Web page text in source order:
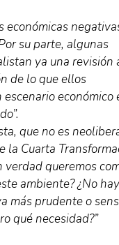
económicas
su parte, algunas
ya una revisión
de lo que ellos
escenario
que no es
la Cuarta
verdad queremos
ambiente? ¿No hay
más prudente o
qué necesidad?”